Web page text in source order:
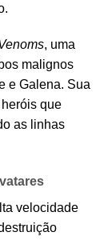
, uma
malignos
e Galena. Sua
que
as linhas
velocidade